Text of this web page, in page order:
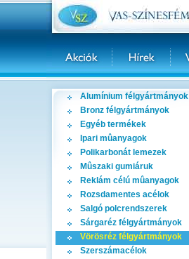
Alumínium félgyártmányok
Bronz félgyártmányok
Egyéb termékek
Ipari mûanyagok
Polikarbonát lemezek
Mûszaki gumiáruk
Reklám célú mûanyagok
Rozsdamentes acélok
Salgó polcrendszerek
Sárgaréz félgyártmányok
Vörösréz félgyártmányok
Szerszámacélok